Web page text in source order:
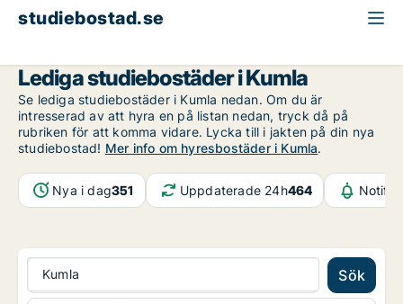
studiebostad.se
Lediga studiebostäder i Kumla
Se lediga studiebostäder i Kumla nedan. Om du är
intresserad av att hyra en på listan nedan, tryck då på
rubriken för att komma vidare. Lycka till i jakten på din nya
studiebostad! Mer info om hyresbostäder i Kumla.
Nya i dag351 Uppdaterade 24h464
Kumla Sök